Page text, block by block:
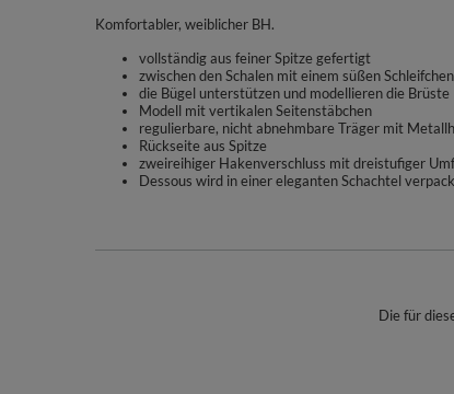
Komfortabler, weiblicher BH.
vollständig aus feiner Spitze gefertigt
zwischen den Schalen mit einem süßen
die Bügel unterstützen und modellieren die Brüste
Modell mit vertikalen Seitenstäbchen
regulierbare, nicht abnehmbare Träger mit
Rückseite aus Spitze
zweireihiger Hakenverschluss mit dreistufiger
Dessous wird in einer eleganten Schachtel
Die für